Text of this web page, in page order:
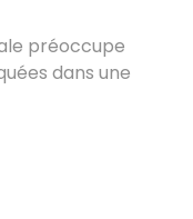
préoccupe
dans une